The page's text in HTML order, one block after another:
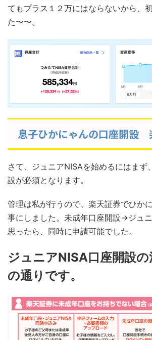
てもプラス１２万にはならないから、
た〜〜。
息子ひかにゃんの口座開設
さて、ジュニアNISAを始めるにはまず
設が必須となります。
管理は私が行うので、楽天証券でひか
事にしました。未成年口座開設→ジュ
思ったら、同時に申請可能でした。
ジュニアNISA口座開設
の通りです。